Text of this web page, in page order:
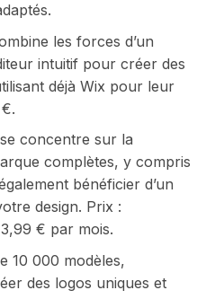
les forces d’un
intuitif pour créer des
déjà Wix pour leur
concentre sur la
complètes, y compris
bénéficier d’un
design. Prix :
€ par mois.
10 000 modèles,
des logos uniques et